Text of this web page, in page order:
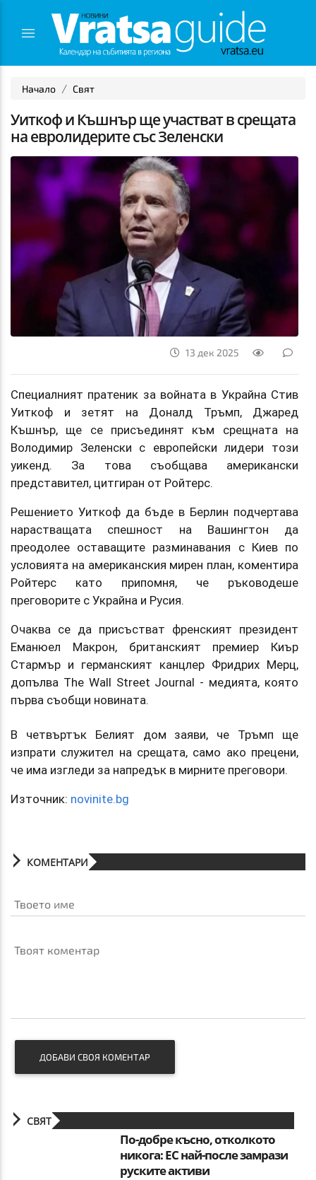
Начало Свят
Уиткоф и Къшнър ще участват в срещата
на евролидерите със Зеленски
13 дек 2025
Специалният пратеник за войната в Украйна Стив
Уиткоф и зетят на Доналд Тръмп, Джаред
Къшнър, ще се присъединят към срещната на
Володимир Зеленски с европейски лидери този
уикенд. За това съобщава американски
представител, цитгиран от Ройтерс.
Решението Уиткоф да бъде в Берлин подчертава
нарастващата спешност на Вашингтон да
преодолее оставащите разминавания с Киев по
условията на американския мирен план, коментира
Ройтерс като припомня, че ръководеше
преговорите с Украйна и Русия.
Очаква се да присъстват френският президент
Еманюел Макрон, британският премиер Киър
Стармър и германският канцлер Фридрих Мерц,
допълва The Wall Street Journal - медията, която
първа съобщи новината.
В четвъртък Белият дом заяви, че Тръмп ще
изпрати служител на срещата, само ако прецени,
че има изгледи за напредък в мирните преговори.
Източник: novinite.bg
КОМЕНТАРИ
Твоето име
Твоят коментар
ДОБАВИ СВОЯ КОМЕНТАР
СВЯТ
По-добре късно, отколкото
никога: ЕС най-после замрази
руските активи